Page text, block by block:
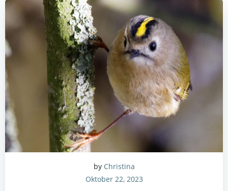
by Christina
Oktober 22, 2023